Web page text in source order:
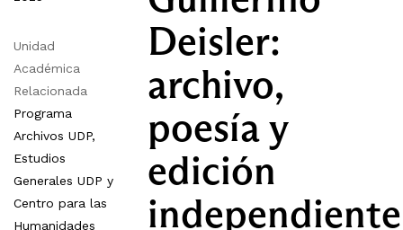
Unidad
Académica
Relacionada
Programa
Archivos UDP,
Estudios
Generales UDP y
Centro para las
Humanidades
Deisler:
archivo,
poesía y
edición
independiente